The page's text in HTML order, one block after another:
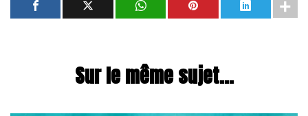
Sur le même sujet...